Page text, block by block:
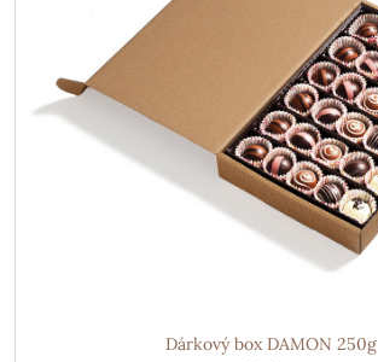
Dárkový box DAMON 250g